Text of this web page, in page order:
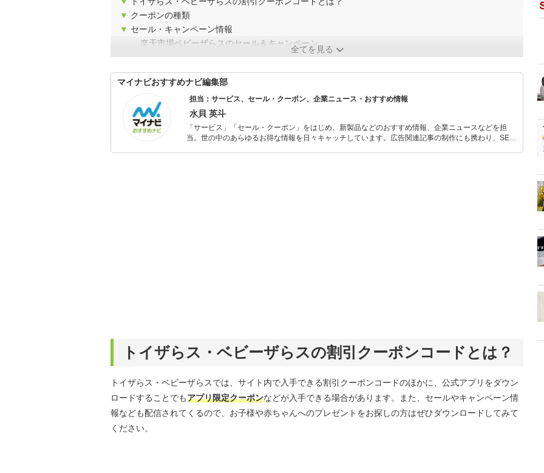
▼ クーポンの種類
▼ セール・キャンペーン情報
楽天市場ベビーザらスのセール＆キャンペーン
全てを見る
マイナビおすすめナビ編集部
担当：サービス、セール・クーポン、企業ニュース・おすすめ情報
水貝 英斗
「サービス」「セール・クーポン」をはじめ、新製品などのおすすめ情報、企業ニュースなどを担
当。世の中のあらゆるお得な情報を日々キャッチしています。広告関連記事の制作にも携わり、SEO
トイザらス・ベビーザらスの割引クーポンコードとは？
トイザらス・ベビーザらスでは、サイト内で入手できる割引クーポンコードのほかに、公式アプリをダウン
ロードすることでもアプリ限定クーポンなどが入手できる場合があります。また、セールやキャンペーン情
報なども配信されてくるので、お子様や赤ちゃんへのプレゼントをお探しの方はぜひダウンロードしてみて
ください。